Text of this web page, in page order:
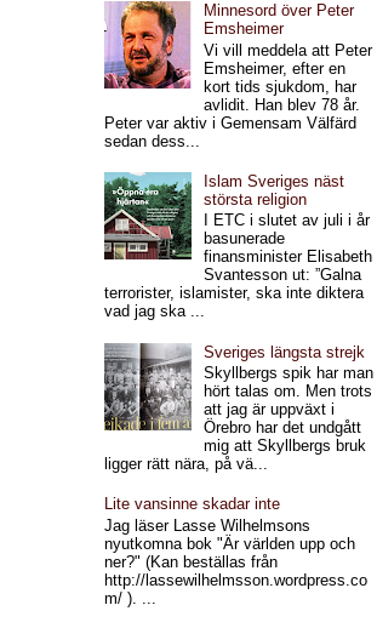
Minnesord över Peter
Emsheimer
Vi vill meddela att Peter
Emsheimer, efter en
kort tids sjukdom, har
avlidit. Han blev 78 år.
Peter var aktiv i Gemensam Välfärd
sedan dess...
Islam Sveriges näst
största religion
I ETC i slutet av juli i år
basunerade
finansminister Elisabeth
Svantesson ut: ”Galna
terrorister, islamister, ska inte diktera
vad jag ska ...
Sveriges längsta strejk
Skyllbergs spik har man
hört talas om. Men trots
att jag är uppväxt i
Örebro har det undgått
mig att Skyllbergs bruk
ligger rätt nära, på vä...
Lite vansinne skadar inte
Jag läser Lasse Wilhelmsons
nyutkomna bok "Är världen upp och
ner?" (Kan beställas från
http://lassewilhelmsson.wordpress.co
m/ ). ...